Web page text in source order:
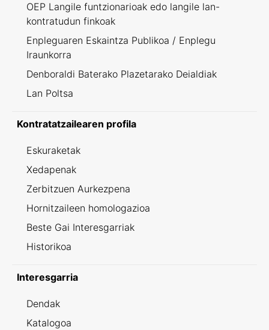
OEP Langile funtzionarioak edo langile lan-
kontratudun finkoak
Enpleguaren Eskaintza Publikoa / Enplegu
Iraunkorra
Denboraldi Baterako Plazetarako Deialdiak
Lan Poltsa
Kontratatzailearen profila
Eskuraketak
Xedapenak
Zerbitzuen Aurkezpena
Hornitzaileen homologazioa
Beste Gai Interesgarriak
Historikoa
Interesgarria
Dendak
Katalogoa